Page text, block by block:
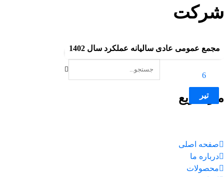
شرکت
مجمع عمومی عادی سالیانه عملکرد سال 1402
6
تیر
منو سریع
صفحه اصلی
درباره ما
محصولات